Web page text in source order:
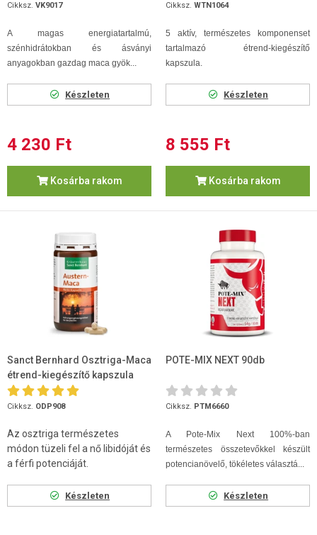
Cikksz. VK9017
A magas energiatartalmú,
szénhidrátokban és ásványi
anyagokban gazdag maca gyök...
Készleten
4 230 Ft
Kosárba rakom
Cikksz. WTN1064
5 aktív, természetes komponenset
tartalmazó étrend-kiegészítő
kapszula.
Készleten
8 555 Ft
Kosárba rakom
Sanct Bernhard Osztriga-Maca
étrend-kiegészítő kapszula
120 db
Cikksz. ODP908
Az osztriga természetes
módon tüzeli fel a nő libidóját és
a férfi potenciáját.
Készleten
POTE-MIX NEXT 90db
Cikksz. PTM6660
A Pote-Mix Next 100%-ban
természetes összetevőkkel készült
potencianövelő, tökéletes választá...
Készleten